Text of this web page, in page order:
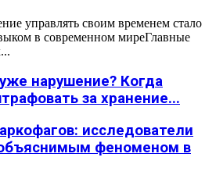
управлять своим временем стало
в современном миреГлавные
нарушение? Когда
за хранение...
исследователи
феноменом в